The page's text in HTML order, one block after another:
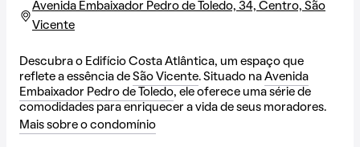
Avenida Embaixador Pedro de Toledo, 34, Centro, São
Vicente
Descubra o Edifício Costa Atlântica, um espaço que
reflete a essência de São Vicente. Situado na Avenida
Embaixador Pedro de Toledo, ele oferece uma série de
comodidades para enriquecer a vida de seus moradores.
Mais sobre o condomínio